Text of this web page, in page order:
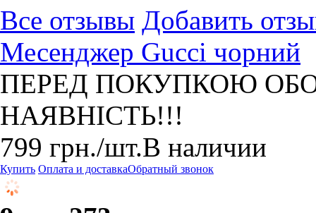
Все отзывы Добавить
Месенджер Gucci чорний
ПЕРЕД ПОКУПКОЮ
НАЯВНІСТЬ!!!
799 грн./шт.В наличии
Купить Оплата и доставкаОбратный звонок